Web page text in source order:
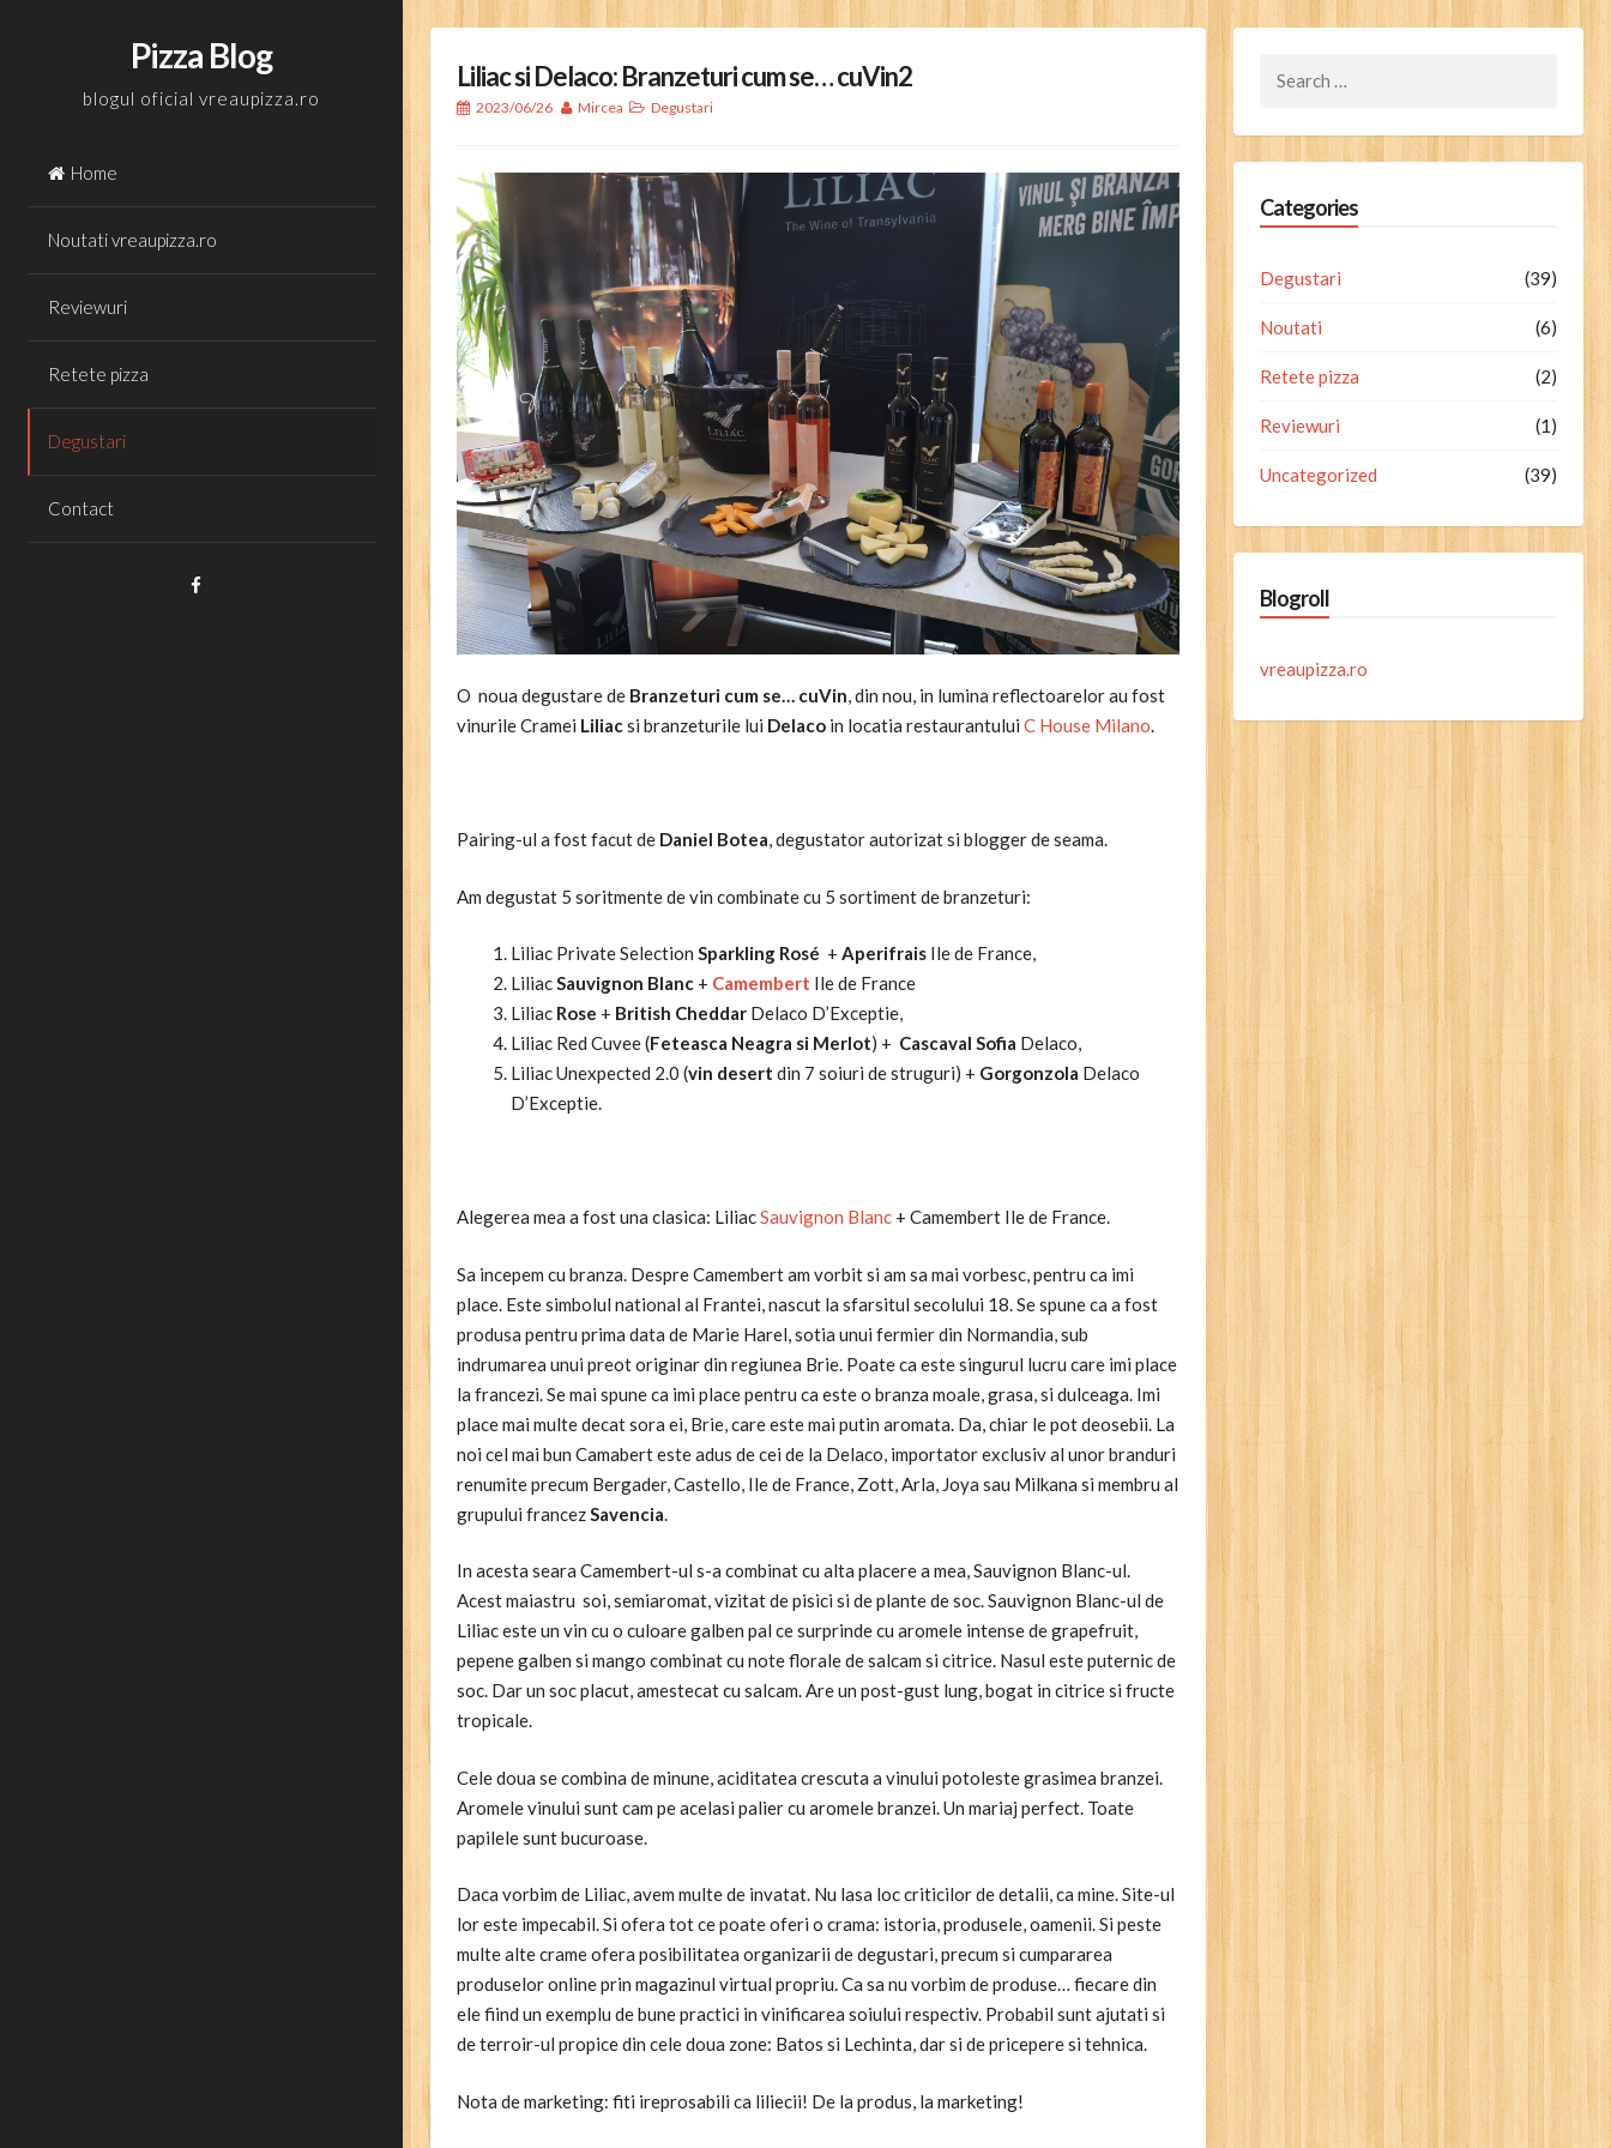
Pizza Blog
blogul oficial vreaupizza.ro
Home
Noutati vreaupizza.ro
Reviewuri
Retete pizza
Degustari
Contact
Liliac si Delaco: Branzeturi cum se… cuVin2
2023/06/26 Mircea Degustari
O noua degustare de Branzeturi cum se… cuVin, din nou, in lumina reflectoarelor au fost
vinurile Cramei Liliacsi branzeturile lui Delaco in locatia restaurantului C House Milano.
Pairing-ul a fost facut de Daniel Botea, degustator autorizat si blogger de seama.
Am degustat 5 soritmente de vin combinate cu 5 sortiment de branzeturi:
Liliac Private Selection Sparkling Rosé + Aperifrais Ile de France,
LiliacSauvignon Blanc + Camembert Ile de France
Liliac Rose + British Cheddar Delaco D’Exceptie,
Liliac Red Cuvee (Feteasca Neagra si Merlot) + Cascaval Sofia Delaco,
Liliac Unexpected 2.0 (vin desert din 7 soiuri de struguri) + Gorgonzola Delaco
D’Exceptie.
Alegerea mea a fost una clasica: LiliacSauvignon Blanc + Camembert Ile de France.
Sa incepem cu branza. Despre Camembert am vorbit si am sa mai vorbesc, pentru ca imi
place. Este simbolul national al Frantei, nascut la sfarsitul secolului 18. Se spune ca a fost
produsa pentru prima data de Marie Harel, sotia unui fermier din Normandia, sub
indrumarea unui preot originar din regiunea Brie. Poate ca este singurul lucru care imi place
la francezi. Se mai spune ca imi place pentru ca este o branza moale, grasa, si dulceaga. Imi
place mai multe decat sora ei, Brie, care este mai putin aromata. Da, chiar le pot deosebii. La
noi cel mai bun Camabert este adus de cei de la Delaco, importator exclusiv al unor branduri
renumite precum Bergader, Castello, Ile de France, Zott, Arla, Joya sau Milkana si membru al
grupului francezSavencia.
In acesta seara Camembert-ul s-a combinat cu alta placere a mea, Sauvignon Blanc-ul.
Acest maiastru soi, semiaromat, vizitat de pisici si de plante de soc. Sauvignon Blanc-ul de
Liliac este un vin cu o culoare galben pal ce surprinde cu aromele intense de grapefruit,
pepene galben si mango combinat cu note florale de salcam si citrice. Nasul este puternic de
soc. Dar un soc placut, amestecat cu salcam. Are un post-gust lung, bogat in citrice si fructe
tropicale.
Cele doua se combina de minune, aciditatea crescuta a vinului potoleste grasimea branzei.
Aromele vinului sunt cam pe acelasi palier cu aromele branzei. Un mariaj perfect. Toate
papilele sunt bucuroase.
Daca vorbim de Liliac, avem multe de invatat. Nu lasa loc criticilor de detalii, ca mine. Site-ul
lor este impecabil. Si ofera tot ce poate oferi o crama: istoria, produsele, oamenii. Si peste
multe alte crame ofera posibilitatea organizarii de degustari, precum si cumpararea
produselor online prin magazinul virtual propriu. Ca sa nu vorbim de produse… fiecare din
ele fiind un exemplu de bune practici in vinificarea soiului respectiv. Probabil sunt ajutati si
de terroir-ul propice din cele doua zone: Batos si Lechinta, dar si de pricepere si tehnica.
Nota de marketing: fiti ireprosabili ca liliecii! De la produs, la marketing!
Categories
Degustari (39)
Noutati (6)
Retete pizza (2)
Reviewuri (1)
Uncategorized (39)
Blogroll
vreaupizza.ro